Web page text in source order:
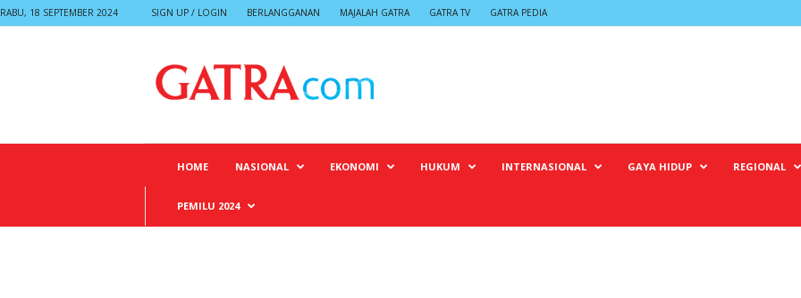
RABU, 18 SEPTEMBER 2024 SIGN UP / LOGIN BERLANGGANAN MAJALAH GATRA GATRA TV GATRA PEDIA
HOME NASIONAL EKONOMI HUKUM INTERNASIONAL GAYA HIDUP REGIONAL
PEMILU 2024